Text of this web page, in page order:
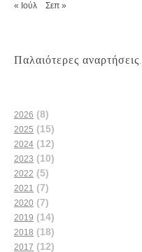
« Ιούλ Σεπ »
Παλαιότερες αναρτήσεις...
2026 (8)
2025 (15)
2024 (12)
2023 (10)
2022 (5)
2021 (7)
2020 (7)
2019 (14)
2018 (18)
2017 (12)